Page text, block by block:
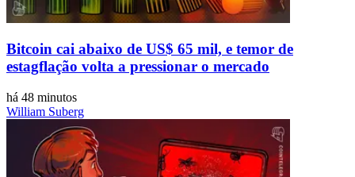
Bitcoin cai abaixo de US$ 65 mil, e temor de
estagflação volta a pressionar o mercado
há 48 minutos
William Suberg